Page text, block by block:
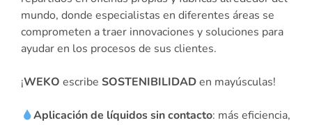
mundo, donde especialistas en diferentes áreas se
comprometen a traer innovaciones y soluciones para
ayudar en los procesos de sus clientes.
¡WEKO escribe SOSTENIBILIDADen mayúsculas!
Aplicación de líquidos sin contacto: más eficiencia,